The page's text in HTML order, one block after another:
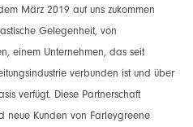
März 2019 auf uns zukommen
Gelegenheit, von
einem Unternehmen, das seit
verbunden ist und über
verfügt. Diese Partnerschaft
neue Kunden von Farleygreene